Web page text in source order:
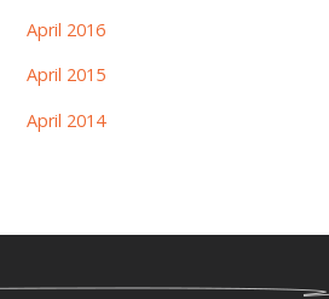
April 2016
April 2015
April 2014